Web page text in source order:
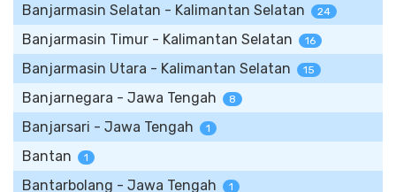
Banjarmasin Selatan - Kalimantan Selatan 24
Banjarmasin Timur - Kalimantan Selatan 16
Banjarmasin Utara - Kalimantan Selatan 15
Banjarnegara - Jawa Tengah 8
Banjarsari - Jawa Tengah 1
Bantan 1
Bantarbolang - Jawa Tengah 1